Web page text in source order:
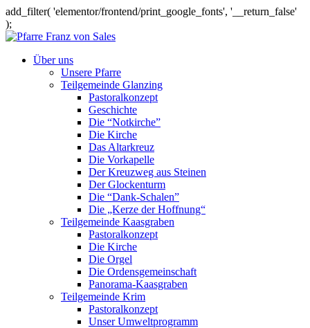
add_filter( 'elementor/frontend/print_google_fonts', '__return_false'
);
Über uns
Unsere Pfarre
Teilgemeinde Glanzing
Pastoralkonzept
Geschichte
Die “Notkirche”
Die Kirche
Das Altarkreuz
Die Vorkapelle
Der Kreuzweg aus Steinen
Der Glockenturm
Die “Dank-Schalen”
Die „Kerze der Hoffnung“
Teilgemeinde Kaasgraben
Pastoralkonzept
Die Kirche
Die Orgel
Die Ordensgemeinschaft
Panorama-Kaasgraben
Teilgemeinde Krim
Pastoralkonzept
Unser Umweltprogramm